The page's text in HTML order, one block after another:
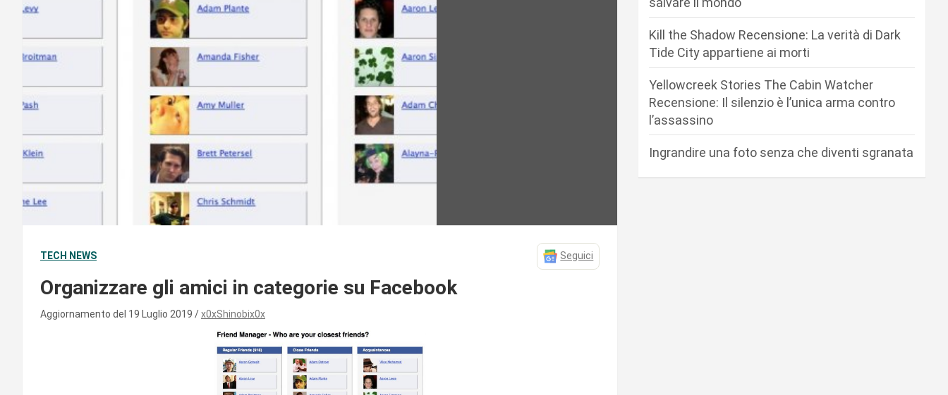
TECH NEWS Seguici
Organizzare gli amici in categorie su Facebook
Aggiornamento del 19 Luglio 2019 x0xShinobix0x
Kill the Shadow Recensione: La verità di Dark
Tide City appartiene ai morti
Yellowcreek Stories The Cabin Watcher
Recensione: Il silenzio è l’unica arma contro
l’assassino
Ingrandire una foto senza che diventi sgranata